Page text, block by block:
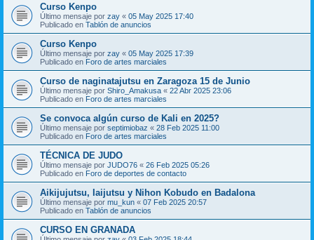
Curso Kenpo
Último mensaje por zay « 05 May 2025 17:40
Publicado en Tablón de anuncios
Curso Kenpo
Último mensaje por zay « 05 May 2025 17:39
Publicado en Foro de artes marciales
Curso de naginatajutsu en Zaragoza 15 de Junio
Último mensaje por Shiro_Amakusa « 22 Abr 2025 23:06
Publicado en Foro de artes marciales
Se convoca algún curso de Kali en 2025?
Último mensaje por septimiobaz « 28 Feb 2025 11:00
Publicado en Foro de artes marciales
TÉCNICA DE JUDO
Último mensaje por JUDO76 « 26 Feb 2025 05:26
Publicado en Foro de deportes de contacto
Aikijujutsu, Iaijutsu y Nihon Kobudo en Badalona
Último mensaje por mu_kun « 07 Feb 2025 20:57
Publicado en Tablón de anuncios
CURSO EN GRANADA